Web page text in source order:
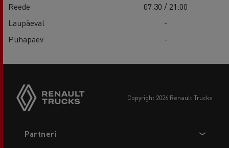
Reede
07:30 / 21:00
Laupäeval
-
Pühapäev
-
copyright 2026 Renault Trucks
menu
Partneri